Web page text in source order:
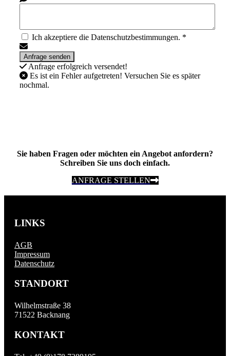
Ich akzeptiere die Datenschutzbestimmungen. *
Anfrage erfolgreich versendet!
Es ist ein Fehler aufgetreten! Versuchen Sie es später
nochmal.
Sie haben Fragen oder möchten ein Angebot anfordern?
Schreiben Sie uns doch einfach.
ANFRAGE STELLEN
LINKS
AGB
Impressum
Datenschutz
STANDORT
Wilhelmstraße 38
71522 Backnang
KONTAKT